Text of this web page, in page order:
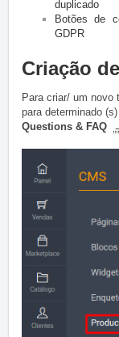
duplicado
Botões de
GDPR
Criação
Para criar/ um novo
para determinado
Questions & FAQ